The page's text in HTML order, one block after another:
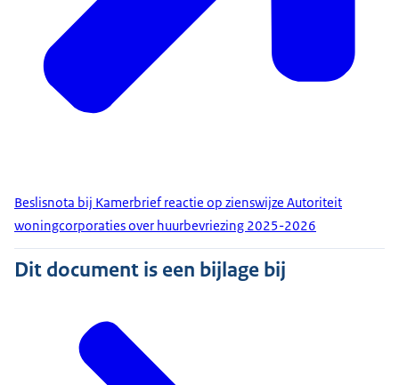
Beslisnota bij Kamerbrief reactie op zienswijze Autoriteit
woningcorporaties over huurbevriezing 2025-2026
Dit document is een bijlage bij